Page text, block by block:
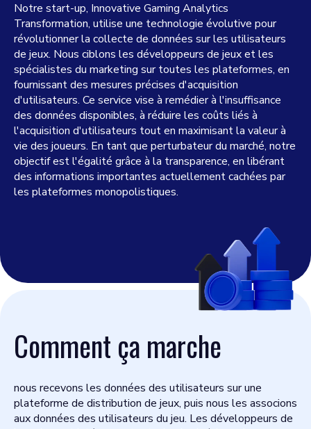
Notre start-up, Innovative Gaming Analytics
Transformation, utilise une technologie évolutive pour
révolutionner la collecte de données sur les utilisateurs
de jeux. Nous ciblons les développeurs de jeux et les
spécialistes du marketing sur toutes les plateformes, en
fournissant des mesures précises d'acquisition
d'utilisateurs. Ce service vise à remédier à l'insuffisance
des données disponibles, à réduire les coûts liés à
l'acquisition d'utilisateurs tout en maximisant la valeur à
vie des joueurs. En tant que perturbateur du marché, notre
objectif est l'égalité grâce à la transparence, en libérant
des informations importantes actuellement cachées par
les plateformes monopolistiques.
Comment ça marche
nous recevons les données des utilisateurs sur une
plateforme de distribution de jeux, puis nous les associons
aux données des utilisateurs du jeu. Les développeurs de